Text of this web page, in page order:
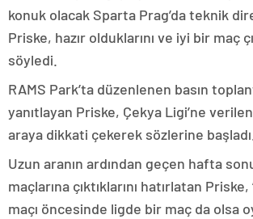
konuk olacak Sparta Prag’da teknik
Priske, hazır olduklarını ve iyi bir maç
söyledi.
RAMS Park’ta düzenlenen basın
yanıtlayan Priske, Çekya Ligi’ne
araya dikkati çekerek sözlerine başladı.
Uzun aranın ardından geçen hafta
maçlarına çıktıklarını hatırlatan
maçı öncesinde ligde bir maç da olsa